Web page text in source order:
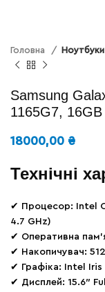
Головна Ноутбуки
Samsung
1165G7,
18000,00 ₴
Технічні
✔ Процесор: Intel
4.7 GHz)
✔ Оперативна
✔ Накопичувач:
✔ Графіка: Intel Iris
✔ Дисплей: 15.6″